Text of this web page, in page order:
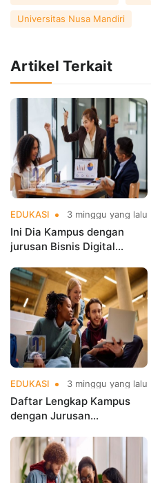
Universitas Nusa Mandiri
Artikel Terkait
EDUKASI 3 minggu yang lalu
Ini Dia Kampus dengan
jurusan Bisnis Digital
Populer
EDUKASI 3 minggu yang lalu
Daftar Lengkap Kampus
dengan Jurusan
Jakarta